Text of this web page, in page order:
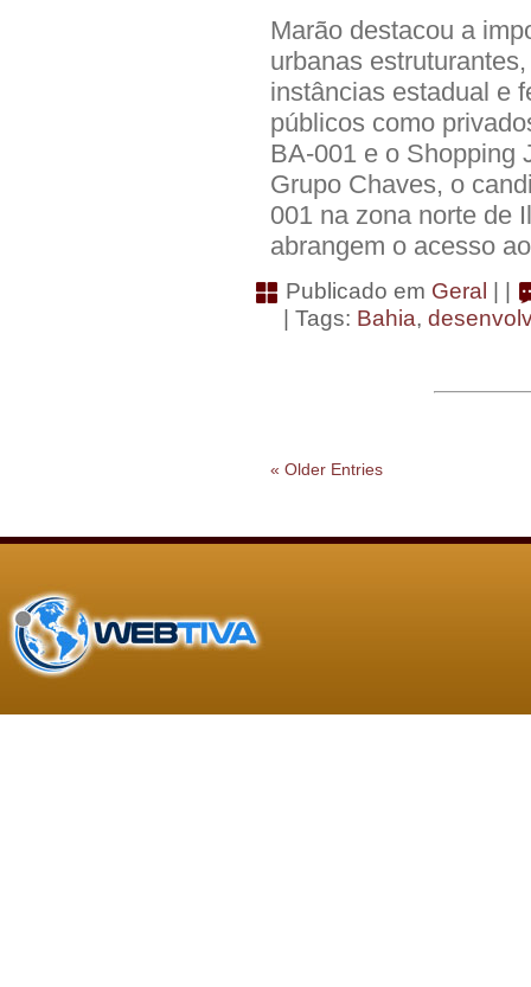
Marão destacou a
urbanas
instâncias estadual e
públicos como
BA-001 e o Shopping
Grupo Chaves, o
001 na zona norte de
abrangem o acesso
Publicado em Geral
| Tags: Bahia,
« Older Entries